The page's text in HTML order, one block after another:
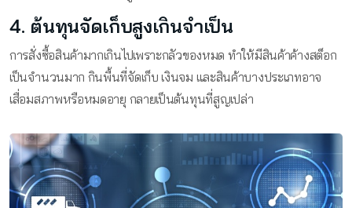
4. ต้นทุนจัดเก็บสูงเกินจำเป็น
การสั่งซื้อสินค้ามากเกินไปเพราะกลัวของหมด ทำให้มีสินค้าค้างสต็อก
เป็นจำนวนมาก กินพื้นที่จัดเก็บ เงินจม และสินค้าบางประเภทอาจ
เสื่อมสภาพหรือหมดอายุ กลายเป็นต้นทุนที่สูญเปล่า